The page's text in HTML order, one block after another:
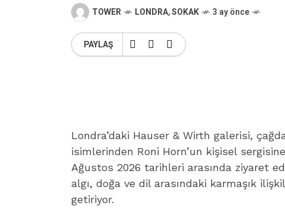
TOWER LONDRA,SOKAK 3 ay önce
PAYLAŞ
Londra’daki Hauser & Wirth galerisi,
isimlerinden Roni Horn’un kişisel
Ağustos 2026 tarihleri arasında ziyaret
algı, doğa ve dil arasındaki karmaşık
getiriyor.